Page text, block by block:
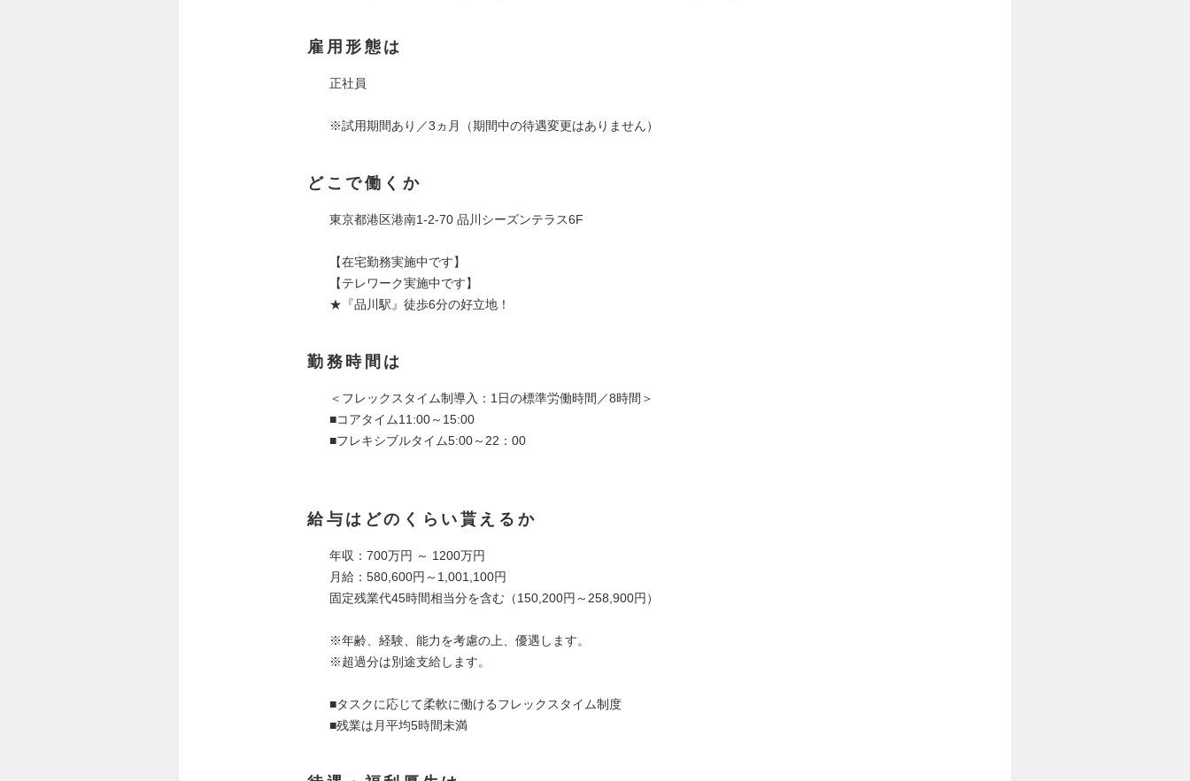
雇用形態は
正社員
※試用期間あり／3ヵ月（期間中の待遇変更はありません）
どこで働くか
東京都港区港南1-2-70 品川シーズンテラス6F
【在宅勤務実施中です】
【テレワーク実施中です】
★『品川駅』徒歩6分の好立地！
勤務時間は
＜フレックスタイム制導入：1日の標準労働時間／8時間＞
■コアタイム11:00～15:00
■フレキシブルタイム5:00～22：00
給与はどのくらい貰えるか
年収：700万円 ～ 1200万円
月給：580,600円～1,001,100円
固定残業代45時間相当分を含む（150,200円～258,900円）
※年齢、経験、能力を考慮の上、優遇します。
※超過分は別途支給します。
■タスクに応じて柔軟に働けるフレックスタイム制度
■残業は月平均5時間未満